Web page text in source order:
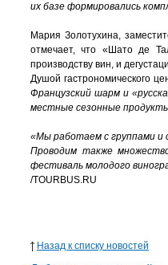
их базе формировались
Мария Золотухина,
отмечает, что «Шато де
производству вин, и
Душой гастрономического
Французский шарм и
местные сезонные
«Мы работаем с группами и
Проводим также
фестиваль молодого
/TOURBUS.RU
Назад к списку новостей